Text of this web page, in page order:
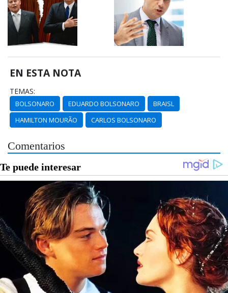
EN ESTA NOTA
TEMAS:
BOLSONARO EDUARDO BOLSONARO
BRAISL
HAMILTON MOURÃO
CARLOS BOLSONARO
Comentarios